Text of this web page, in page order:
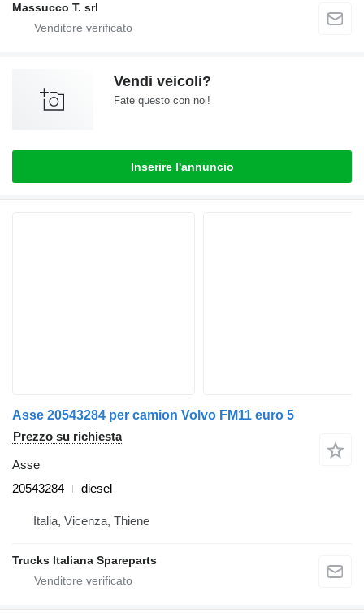
Massucco T. srl
Vendi veicoli?
Fate questo con noi!
Inserire l'annuncio
Asse 20543284 per camion Volvo FM11 euro 5
Prezzo su richiesta
Asse
20543284
diesel
Italia, Vicenza, Thiene
Trucks Italiana Spareparts